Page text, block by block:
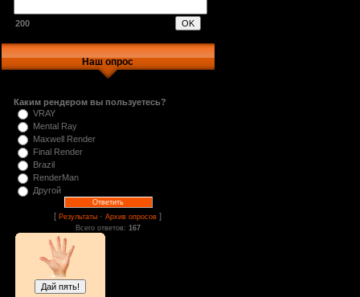
200
Наш опрос
Каким рендером вы пользуетесь?
VRAY
Mental Ray
Maxwell Render
Final Render
Brazil
RenderMan
Другой
[Результаты ·Архив опросов ]
Всего ответов: 167